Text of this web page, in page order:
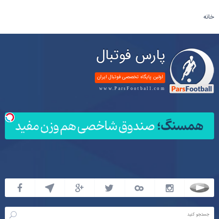
خانه
پارس فوتبال
اولین پایگاه تخصصی فوتبال ایران
www.ParsFootball.com